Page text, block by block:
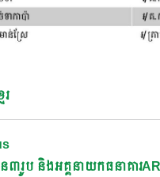
រ
ន៣រូប និងអគ្គនាយកធនាគារ